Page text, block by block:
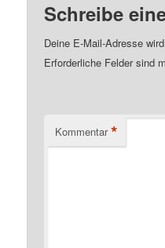
Schreibe
Deine E-Mail-Adresse
Erforderliche Felder sind
Kommentar *